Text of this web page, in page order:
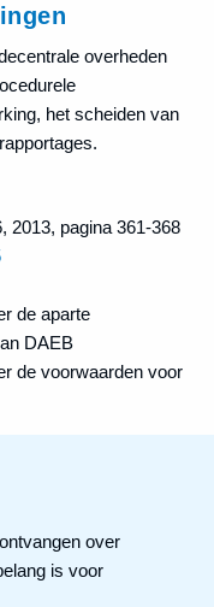
overheden
het scheiden van
2013, pagina 361-368
de aparte
DAEB
de voorwaarden voor
over
is voor